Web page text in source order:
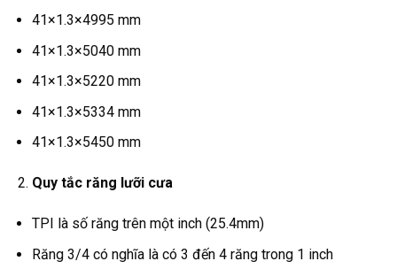
41×1.3×4995 mm
41×1.3×5040 mm
41×1.3×5220 mm
41×1.3×5334 mm
41×1.3×5450 mm
Quy tắc răng lưỡi cưa
TPI là số răng trên một inch (25.4mm)
Răng 3/4 có nghĩa là có 3 đến 4 răng trong 1 inch